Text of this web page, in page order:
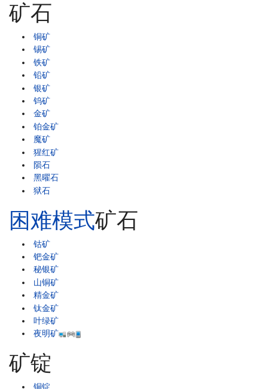
矿石
铜矿
锡矿
铁矿
铅矿
银矿
钨矿
金矿
铂金矿
魔矿
猩红矿
陨石
黑曜石
狱石
困难模式矿石
钴矿
钯金矿
秘银矿
山铜矿
精金矿
钛金矿
叶绿矿
夜明矿
矿锭
铜锭